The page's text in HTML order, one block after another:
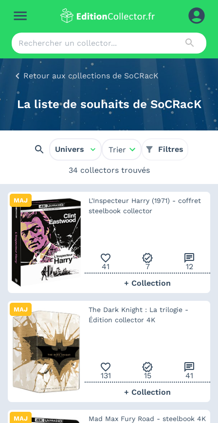
Retour aux collections de SoCRacK
La liste de souhaits de SoCRacK
Univers Trier Filtres
34 collectors trouvés
MAJ
L'Inspecteur Harry (1971) - coffret
steelbook collector
favorite_outline
41
verified
7
chat
12
+ Collection
MAJ
The Dark Knight : La trilogie -
Édition collector 4K
favorite_outline
131
verified
15
chat
41
+ Collection
MAJ Mad Max Fury Road - steelbook 4K